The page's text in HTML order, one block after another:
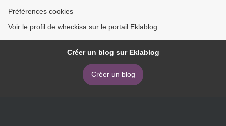
Préférences cookies
Voir le profil de wheckisa sur le portail Eklablog
Créer un blog sur Eklablog
Créer un blog